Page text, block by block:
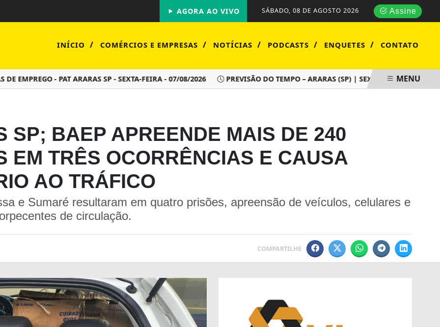
Assine
SÁBADO, 08 DE AGOSTO 2026
AGORA AO VIVO
INÍCIO / COMÉRCIOS E EMPRESAS / NOTÍCIAS / PODCASTS / ENQUETES / CONTATO
EMPREGO - PAT ARARAS SP - SEXTA-FEIRA - 07/08/2026 PREVISÃO DO TEMPO – ARARAS (SP) | SEXTA-FEIRA (07/08)
MENU
SP; BAEP APREENDE MAIS DE 240
EM TRÊS OCORRÊNCIAS E CAUSA
AO TRÁFICO
e Sumaré resultaram em quatro prisões, apreensão de veículos, celulares e
de circulação.
COMPARTILHE